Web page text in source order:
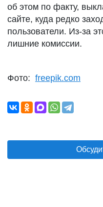
об этом по факту,
сайте, куда редко
пользователи. Из-за
лишние комиссии.
Фото: freepik.com